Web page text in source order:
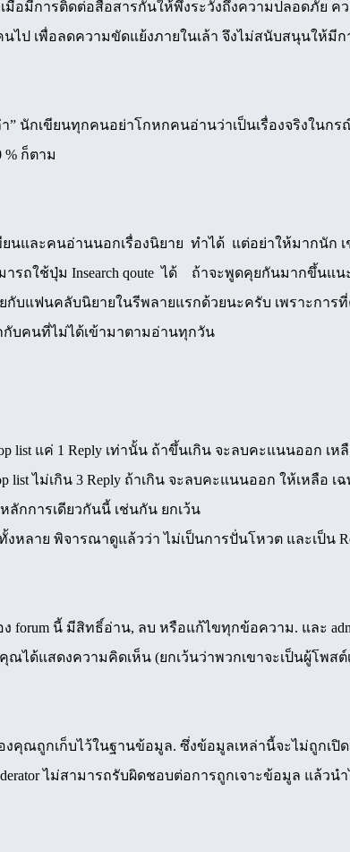
มื่อมีการติดต่อสื่อสารกันให้พึงระวังถึงความปลอดภัย
นไป เพื่อลดความขัดแย้งภายในเล้า จึงไม่สนับสนุนให้มี
า” นักเขียนทุกคนอย่าโกหกคนอ่านว่าเป็นเรื่องจริงในก
% ก็ตาม
นและคนอ่านนอกเรื่องนิยาย ทำได้ แต่อย่าให้มากนัก
รถใช้ปุ่ม Insearch qoute ได้ ถ้าจะพูดคุยกันมากขึ้นแ
กับแฟนคลับนิยายในรีพลายแรกด้วยนะครับ เพราะกา
กับคนที่ไม่ได้เข้ามาตามอ่านทุกวัน
แค่ 1 Reply เท่านั้น ถ้าขึ้นเกิน จะลบคะแนนออก เห
list ไม่เกิน 3 Reply ถ้าเกิน จะลบคะแนนออก ให้เหลือ
กการเดียวกันนี้ เช่นกัน ยกเว้น
าย พิจารณาดูแล้วว่า ไม่เป็นการปั่นโหวต และเป็น
ง forum นี้ มีสิทธิ์อ่าน, ลบ หรือแก้ไขทุกข้อความ. และ
ได้แสดงความคิดเห็น (ยกเว้นว่าพวกเขาจะเป็นผู้โพสต์
คุณถูกเก็บไว้ในฐานข้อมูล. ซึ่งข้อมูลเหล่านี้จะไม่ถูกเปิ
ไม่สามารถรับผิดชอบต่อการถูกเจาะข้อมูล แล้ว